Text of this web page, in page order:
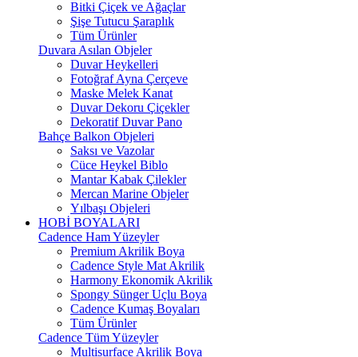
Bitki Çiçek ve Ağaçlar
Şişe Tutucu Şaraplık
Tüm Ürünler
Duvara Asılan Objeler
Duvar Heykelleri
Fotoğraf Ayna Çerçeve
Maske Melek Kanat
Duvar Dekoru Çiçekler
Dekoratif Duvar Pano
Bahçe Balkon Objeleri
Saksı ve Vazolar
Cüce Heykel Biblo
Mantar Kabak Çilekler
Mercan Marine Objeler
Yılbaşı Objeleri
HOBİ BOYALARI
Cadence Ham Yüzeyler
Premium Akrilik Boya
Cadence Style Mat Akrilik
Harmony Ekonomik Akrilik
Spongy Sünger Uçlu Boya
Cadence Kumaş Boyaları
Tüm Ürünler
Cadence Tüm Yüzeyler
Multisurface Akrilik Boya